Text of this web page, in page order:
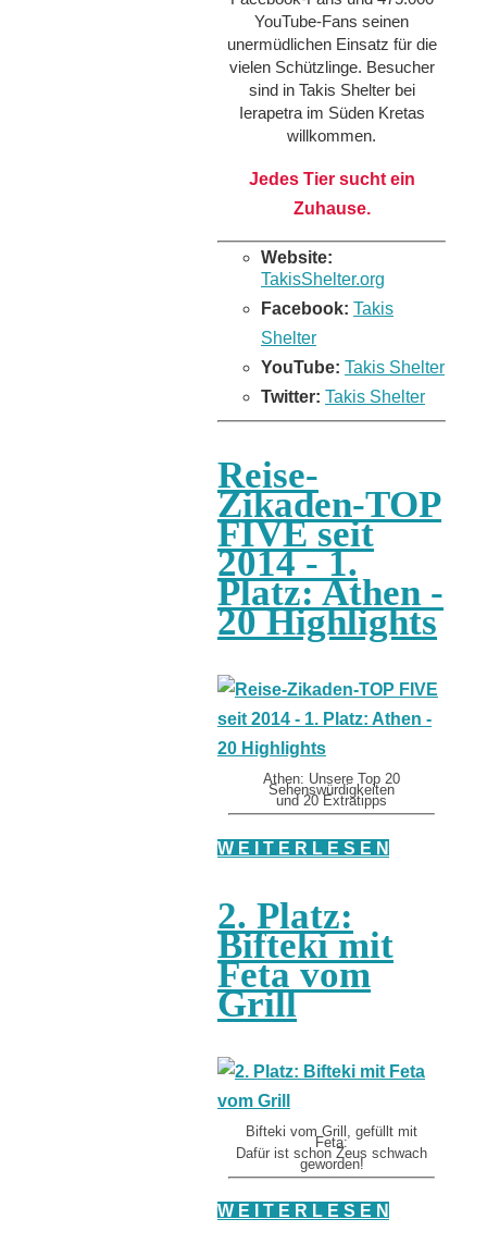
YouTube-Fans seinen
unermüdlichen Einsatz für die
vielen Schützlinge. Besucher
sind in Takis Shelter bei
Ierapetra im Süden Kretas
willkommen.
Jedes Tier sucht ein
Zuhause.
Website:
TakisShelter.org
Facebook: Takis
Shelter
YouTube: Takis Shelter
Twitter: Takis Shelter
Reise-
Zikaden-TOP
FIVE seit
2014 - 1.
Platz: Athen -
20 Highlights
Athen: Unsere Top 20
Sehenswürdigkeiten
und 20 Extratipps
W E I T E R L E S E N
2. Platz:
Bifteki mit
Feta vom
Grill
Bifteki vom Grill, gefüllt mit
Feta:
Dafür ist schon Zeus schwach
geworden!
W E I T E R L E S E N